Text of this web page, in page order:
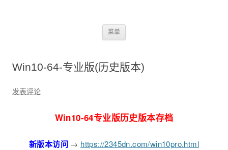
菜单
Win10-64-专业版(历史版本)
发表评论
Win10-64专业版历史版本存档
新版本访问→ https://2345dn.com/win10pro.html